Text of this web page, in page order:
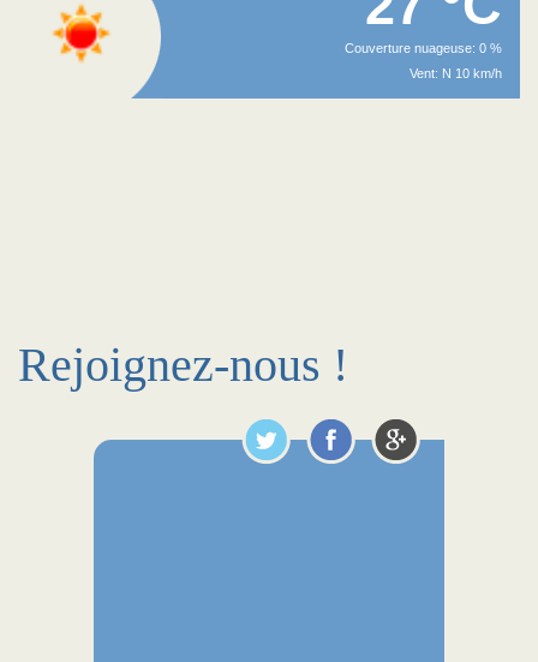
Couverture nuageuse: 0 %
Vent: N 10 km/h
Rejoignez-nous !